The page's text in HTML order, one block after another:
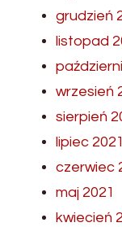
grudzień
listopad
wrzesień
sierpień
lipiec 2021
czerwiec
maj 2021
kwiecień